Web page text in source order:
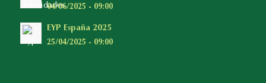
04/06/2025 - 09:00
EYP España 2025
25/04/2025 - 09:00